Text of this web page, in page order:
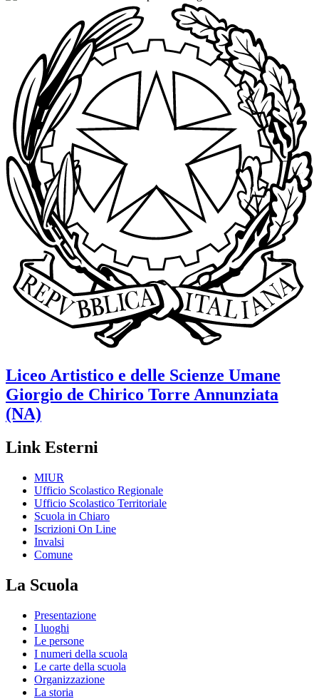
Liceo Artistico e delle Scienze Umane
Giorgio de Chirico Torre Annunziata
(NA)
Link Esterni
MIUR
Ufficio Scolastico Regionale
Ufficio Scolastico Territoriale
Scuola in Chiaro
Iscrizioni On Line
Invalsi
Comune
La Scuola
Presentazione
I luoghi
Le persone
I numeri della scuola
Le carte della scuola
Organizzazione
La storia